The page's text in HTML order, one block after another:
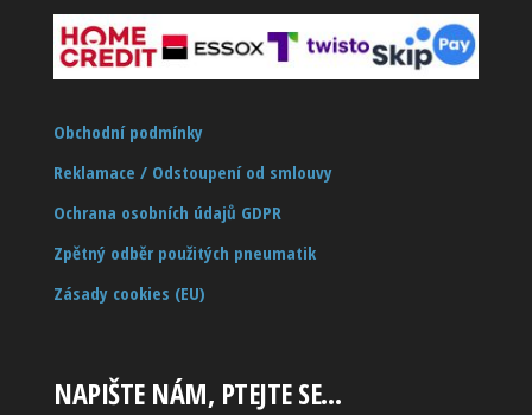
Obchodní podmínky
Reklamace / Odstoupení od smlouvy
Ochrana osobních údajů GDPR
Zpětný odběr použitých pneumatik
Zásady cookies (EU)
NAPIŠTE NÁM, PTEJTE SE…